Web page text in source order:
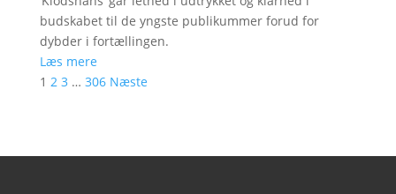
budskabet til de yngste publikummer forud for
dybder i fortællingen.
Læs mere
1 2 3 … 306 Næste